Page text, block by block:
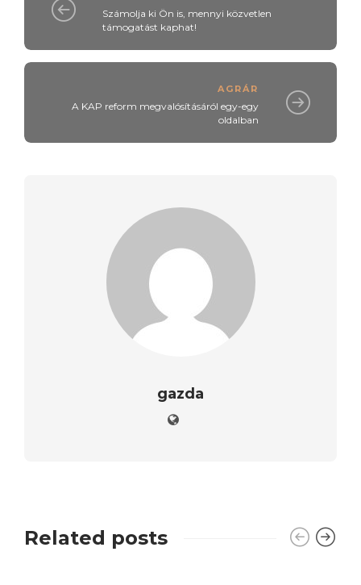
Számolja ki Ön is, mennyi közvetlen
támogatást kaphat!
AGRÁR
A KAP reform megvalósításáról egy-egy
oldalban
gazda
Related posts